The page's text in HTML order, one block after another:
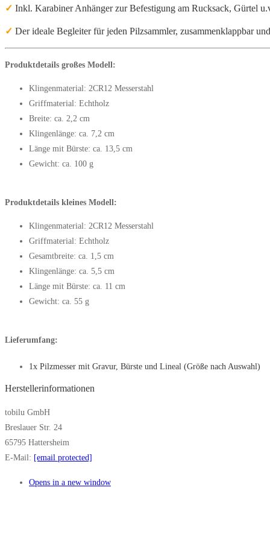
✓ Inkl. Karabiner Anhänger zur Befestigung am Rucksack, Gürtel
✓ Der ideale Begleiter für jeden Pilzsammler, zusammenklappbar
Produktdetails großes Modell:
Klingenmaterial: 2CR12 Messerstahl
Griffmaterial: Echtholz
Breite: ca. 2,2 cm
Klingenlänge: ca. 7,2 cm
Länge mit Bürste: ca. 13,5 cm
Gewicht: ca. 100 g
Produktdetails kleines Modell:
Klingenmaterial: 2CR12 Messerstahl
Griffmaterial: Echtholz
Gesamtbreite: ca. 1,5 cm
Klingenlänge: ca. 5,5 cm
Länge mit Bürste: ca. 11 cm
Gewicht: ca. 55 g
Lieferumfang:
1x Pilzmesser mit Gravur, Bürste und Lineal (Größe nach Auswahl)
Herstellerinformationen
tobilu GmbH
Breslauer Str. 24
65795 Hattersheim
E-Mail: [email protected]
Opens in a new window